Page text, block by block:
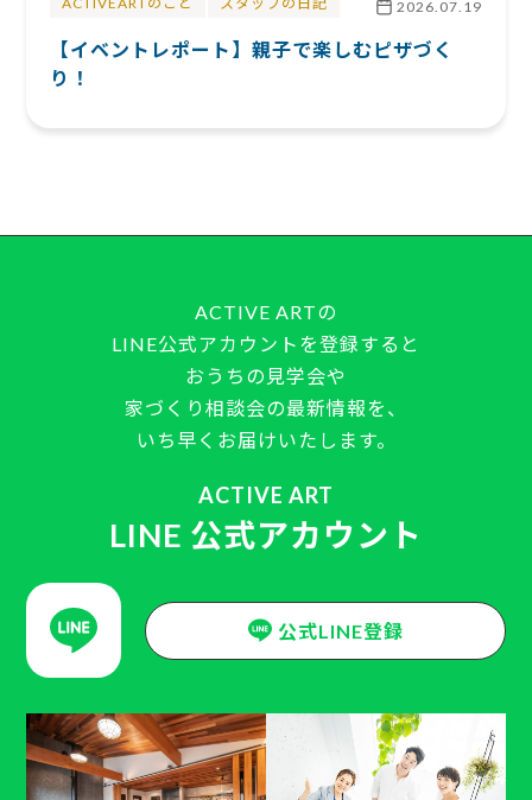
2026.07.19
【イベントレポート】親子で楽しむピザづく
り！
ACTIVE ARTの
LINE公式アカウントを登録すると
おうちの見学会や
家づくり相談会の最新情報を、
いち早くお届けいたします。
ACTIVE ART
LINE 公式アカウント
公式LINE登録